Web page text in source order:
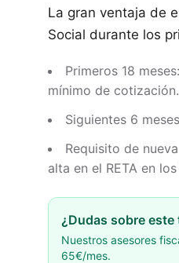
La gran ventaja de
Social durante los
Primeros 18
mínimo de cotización.
Siguientes 6
Requisito de
alta en el RETA en
¿Dudas sobre este
Nuestros asesores
65€/mes.